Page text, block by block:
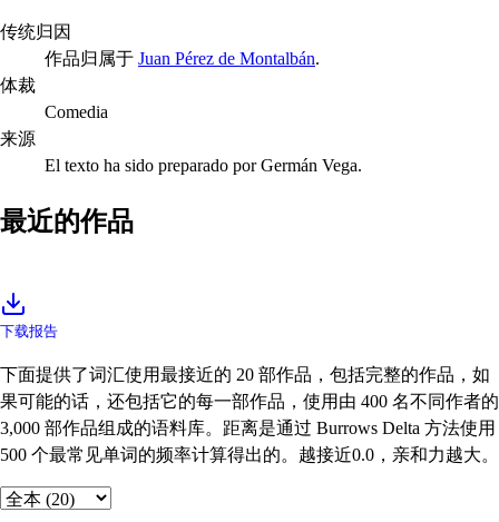
传统归因
作品归属于 Juan Pérez de Montalbán.
体裁
Comedia
来源
El texto ha sido preparado por Germán Vega.
最近的作品
下载报告
下面提供了词汇使用最接近的 20 部作品，包括完整的作品，如
果可能的话，还包括它的每一部作品，使用由 400 名不同作者的
3,000 部作品组成的语料库。距离是通过 Burrows Delta 方法使用
500 个最常见单词的频率计算得出的。越接近0.0，亲和力越大。